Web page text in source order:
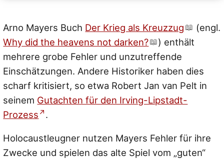
Arno Mayers Buch Der Krieg als Kreuzzug
(engl.
Why did the heavens not darken?
) enthält
mehrere grobe Fehler und unzutreffende
Einschätzungen. Andere Historiker haben dies
scharf kritisiert, so etwa Robert Jan van Pelt in
seinem Gutachten für den Irving-Lipstadt-
Prozess
.
Holocaustleugner nutzen Mayers Fehler für ihre
Zwecke und spielen das alte Spiel vom „guten“